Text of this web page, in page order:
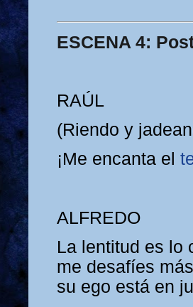
ESCENA 4:
RAÚL
(Riendo y
¡Me encanta el
ALFREDO
La lentitud es lo
me desafíes
su ego está en